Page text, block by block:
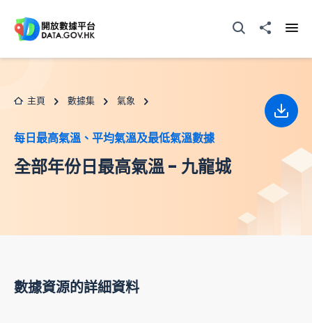
打開搜尋器分享至
主頁 數據集 氣象
每日最高氣溫、平均氣溫及最低氣溫數據
全部年份日最高氣溫 - 九龍城
下載
數據資源的詳細資料